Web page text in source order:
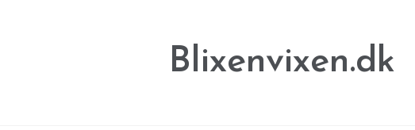
Blixenvixen.dk